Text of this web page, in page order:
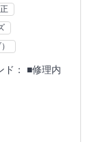
ド： ■修理内